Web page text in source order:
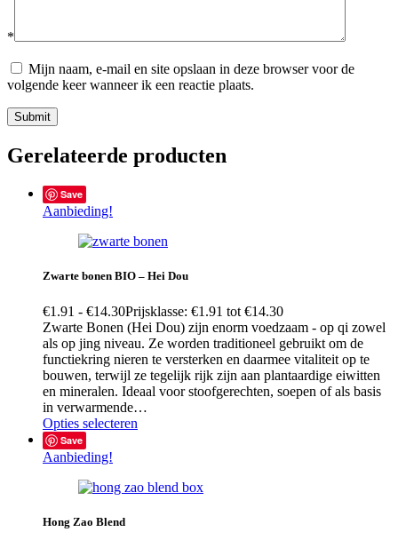
*
Mijn naam, e-mail en site opslaan in deze browser voor de
volgende keer wanneer ik een reactie plaats.
Submit
Gerelateerde producten
Save
Aanbieding!
Zwarte bonen BIO – Hei Dou
€1.91 - €14.30Prijsklasse: €1.91 tot €14.30
Zwarte Bonen (Hei Dou) zijn enorm voedzaam - op qi zowel
als op jing niveau. Ze worden traditioneel gebruikt om de
functiekring nieren te versterken en daarmee vitaliteit op te
bouwen, terwijl ze tegelijk rijk zijn aan plantaardige eiwitten
en mineralen. Ideaal voor stoofgerechten, soepen of als basis
in verwarmende…
Opties selecteren
Save
Aanbieding!
Hong Zao Blend